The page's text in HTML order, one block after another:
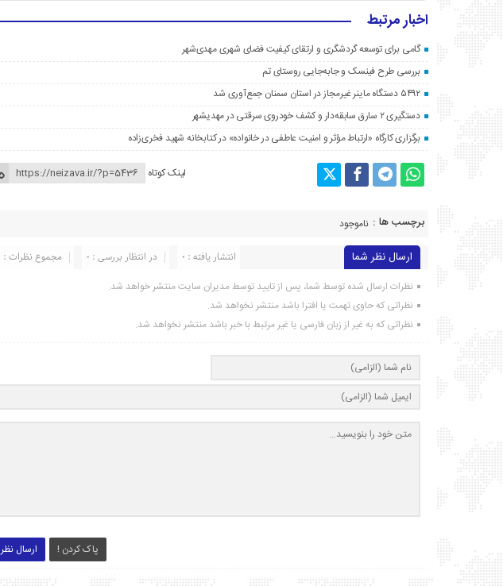
اخبار مرتبط
گامی برای توسعه گردشگری و ارتقای کیفیت فضای شهری مهدی‌شهر
بررسی طرح فینسک و جابه‌جایی روستای تم
۵۴۹۲ دستگاه ماینر غیرمجاز در استان سمنان جمع‌آوری شد
دستگیری ۲ سارق سابقه‌دار و کشف خودروی سرقتی در مهدیشهر
برگزاری کارگاه «ارتباط مؤثر و امنیت عاطفی در خانواده» در کتابخانه شهید فخری‌زاده
لینک کوتاه
برچسب ها : ناموجود
ارسال نظر شما مجموع نظرات : 0 در انتظار بررسی : 0 انتشار یافته : ۰
نظرات ارسال شده توسط شما، پس از تایید توسط مدیران سایت منتشر خواهد شد.
نظراتی که حاوی تهمت یا افترا باشد منتشر نخواهد شد.
نظراتی که به غیر از زبان فارسی یا غیر مرتبط با خبر باشد منتشر نخواهد شد.
ارسال نظر پاک کردن !